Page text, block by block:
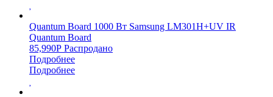
Quantum Board 1000 Вт Samsung LM301H+UV IR
Quantum Board
85,990Р Распродано
Подробнее
Подробнее